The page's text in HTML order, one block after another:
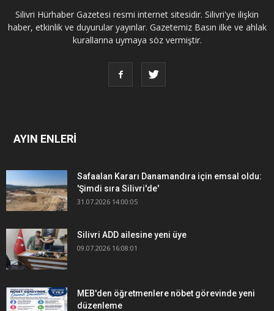
Silivri Hürhaber Gazetesi resmi internet sitesidir. Silivri'ye ilişkin
haber, etkinlik ve duyurular yayınlar. Gazetemiz Basın ilke ve ahlak
kurallarına uymaya söz vermiştir.
AYIN ENLERİ
Safaalan Kararı Danamandıra için emsal oldu:
'Şimdi sıra Silivri'de'
31.07.2026 14:00:05
Silivri ADD ailesine yeni üye
09.07.2026 16:08:01
MEB'den öğretmenlere nöbet görevinde yeni
düzenleme